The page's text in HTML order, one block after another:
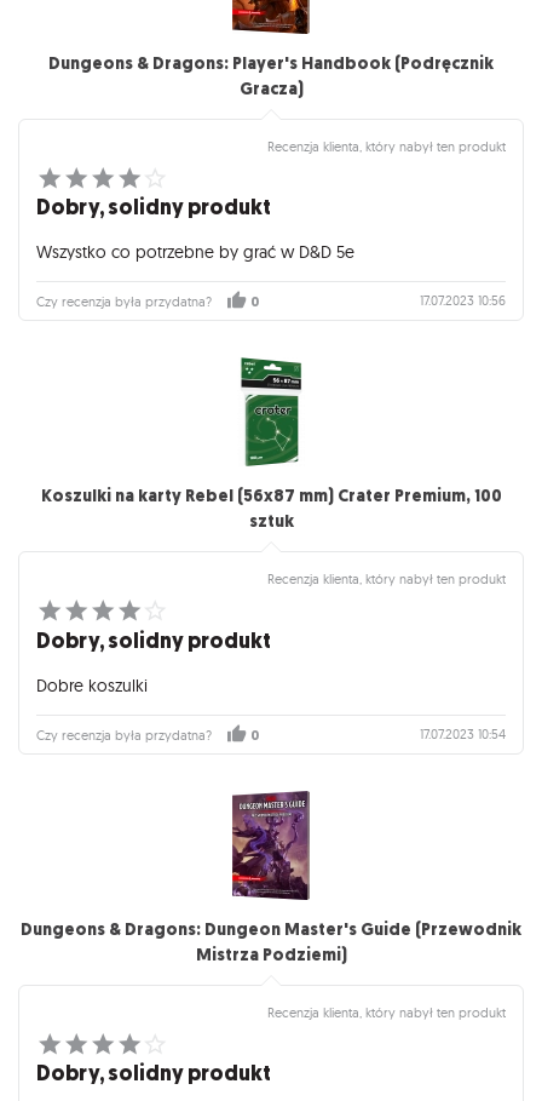
Dungeons & Dragons: Player's Handbook (Podręcznik
Gracza)
Recenzja klienta, który nabył ten produkt
Dobry, solidny produkt
Wszystko co potrzebne by grać w D&D 5e
Czy recenzja była przydatna? 0 17.07.2023 10:56
Koszulki na karty Rebel (56x87 mm) Crater Premium, 100
sztuk
Recenzja klienta, który nabył ten produkt
Dobry, solidny produkt
Dobre koszulki
Czy recenzja była przydatna? 0 17.07.2023 10:54
Dungeons & Dragons: Dungeon Master's Guide (Przewodnik
Mistrza Podziemi)
Recenzja klienta, który nabył ten produkt
Dobry, solidny produkt